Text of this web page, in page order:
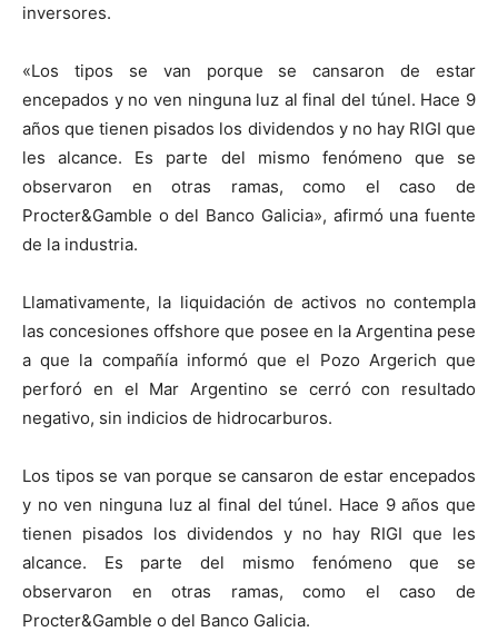
inversores.
«Los tipos se van porque se cansaron de estar
encepados y no ven ninguna luz al final del túnel. Hace 9
años que tienen pisados los dividendos y no hay RIGI que
les alcance. Es parte del mismo fenómeno que se
observaron en otras ramas, como el caso de
Procter&Gamble o del Banco Galicia», afirmó una fuente
de la industria.
Llamativamente, la liquidación de activos no contempla
las concesiones offshore que posee en la Argentina pese
a que la compañía informó que el Pozo Argerich que
perforó en el Mar Argentino se cerró con resultado
negativo, sin indicios de hidrocarburos.
Los tipos se van porque se cansaron de estar encepados
y no ven ninguna luz al final del túnel. Hace 9 años que
tienen pisados los dividendos y no hay RIGI que les
alcance. Es parte del mismo fenómeno que se
observaron en otras ramas, como el caso de
Procter&Gamble o del Banco Galicia.